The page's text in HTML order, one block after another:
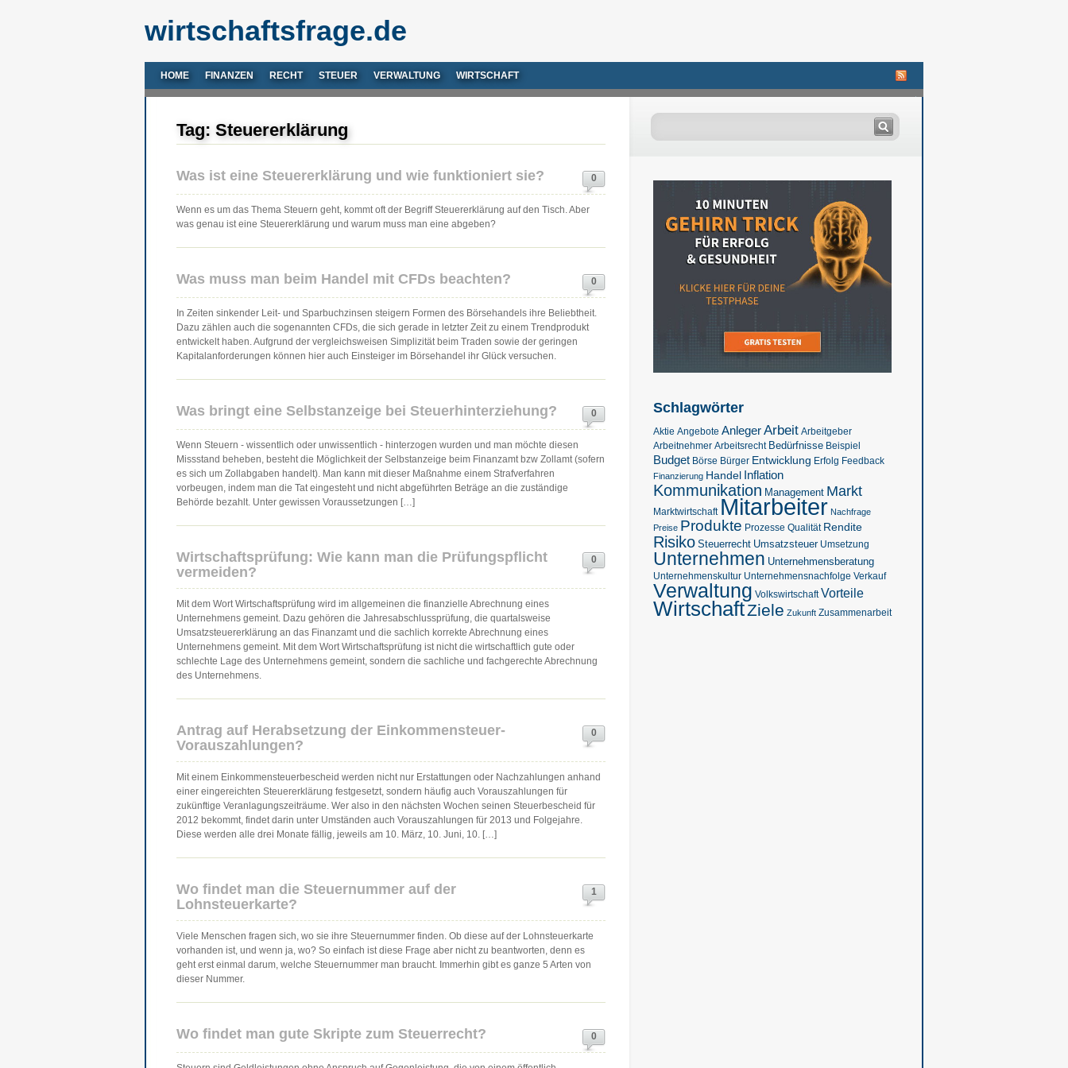
wirtschaftsfrage.de
HOME FINANZEN RECHT STEUER VERWALTUNG WIRTSCHAFT
Tag: Steuererklärung
0
Was ist eine Steuererklärung und wie funktioniert sie?
Wenn es um das Thema Steuern geht, kommt oft der Begriff Steuererklärung auf den Tisch. Aber
was genau ist eine Steuererklärung und warum muss man eine abgeben?
0
Was muss man beim Handel mit CFDs beachten?
In Zeiten sinkender Leit- und Sparbuchzinsen steigern Formen des Börsehandels ihre Beliebtheit.
Dazu zählen auch die sogenannten CFDs, die sich gerade in letzter Zeit zu einem Trendprodukt
entwickelt haben. Aufgrund der vergleichsweisen Simplizität beim Traden sowie der geringen
Kapitalanforderungen können hier auch Einsteiger im Börsehandel ihr Glück versuchen.
0
Was bringt eine Selbstanzeige bei Steuerhinterziehung?
Wenn Steuern - wissentlich oder unwissentlich - hinterzogen wurden und man möchte diesen
Missstand beheben, besteht die Möglichkeit der Selbstanzeige beim Finanzamt bzw Zollamt (sofern
es sich um Zollabgaben handelt). Man kann mit dieser Maßnahme einem Strafverfahren
vorbeugen, indem man die Tat eingesteht und nicht abgeführten Beträge an die zuständige
Behörde bezahlt. Unter gewissen Voraussetzungen […]
0
Wirtschaftsprüfung: Wie kann man die Prüfungspflicht
vermeiden?
Mit dem Wort Wirtschaftsprüfung wird im allgemeinen die finanzielle Abrechnung eines
Unternehmens gemeint. Dazu gehören die Jahresabschlussprüfung, die quartalsweise
Umsatzsteuererklärung an das Finanzamt und die sachlich korrekte Abrechnung eines
Unternehmens gemeint. Mit dem Wort Wirtschaftsprüfung ist nicht die wirtschaftlich gute oder
schlechte Lage des Unternehmens gemeint, sondern die sachliche und fachgerechte Abrechnung
des Unternehmens.
0
Antrag auf Herabsetzung der Einkommensteuer-
Vorauszahlungen?
Mit einem Einkommensteuerbescheid werden nicht nur Erstattungen oder Nachzahlungen anhand
einer eingereichten Steuererklärung festgesetzt, sondern häufig auch Vorauszahlungen für
zukünftige Veranlagungszeiträume. Wer also in den nächsten Wochen seinen Steuerbescheid für
2012 bekommt, findet darin unter Umständen auch Vorauszahlungen für 2013 und Folgejahre.
Diese werden alle drei Monate fällig, jeweils am 10. März, 10. Juni, 10. […]
1
Wo findet man die Steuernummer auf der
Lohnsteuerkarte?
Viele Menschen fragen sich, wo sie ihre Steuernummer finden. Ob diese auf der Lohnsteuerkarte
vorhanden ist, und wenn ja, wo? So einfach ist diese Frage aber nicht zu beantworten, denn es
geht erst einmal darum, welche Steuernummer man braucht. Immerhin gibt es ganze 5 Arten von
dieser Nummer.
0
Wo findet man gute Skripte zum Steuerrecht?
Schlagwörter
Aktie Angebote AnlegerArbeit Arbeitgeber
Arbeitnehmer Arbeitsrecht Bedürfnisse Beispiel
Budget Börse Bürger Entwicklung Erfolg Feedback
Finanzierung Handel Inflation
Kommunikation Management Markt
Marktwirtschaft Mitarbeiter Nachfrage
Preise Produkte Prozesse Qualität Rendite
Risiko Steuerrecht Umsatzsteuer Umsetzung
Unternehmen Unternehmensberatung
Unternehmenskultur Unternehmensnachfolge Verkauf
Verwaltung Volkswirtschaft Vorteile
WirtschaftZiele Zukunft Zusammenarbeit